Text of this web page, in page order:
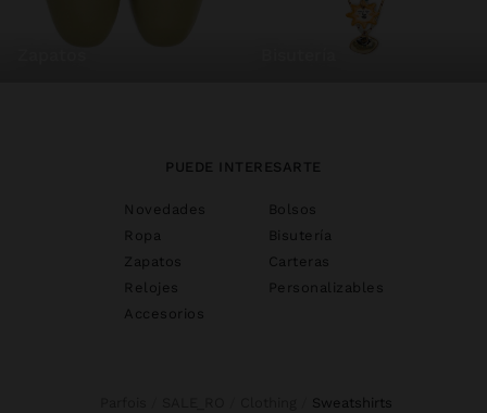
PUEDE INTERESARTE
Novedades
Bolsos
Ropa
Bisutería
Zapatos
Carteras
Relojes
Personalizables
Accesorios
sweatshirts